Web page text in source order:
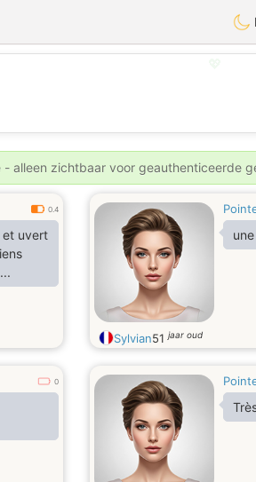
alleen zichtbaar voor geauthenticeerde
0.4
et uvert
Sylvian51jaar oud
0